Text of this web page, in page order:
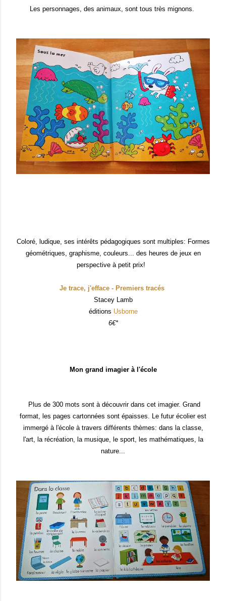
Les personnages , des animaux, sont tous très mignons.
Coloré, ludique, ses intérêts pédagogiques sont mul tiples: Formes
géométriques, graphisme, couleurs... des heures de jeux en
perspective à petit prix!
Je trace, j'efface - Premiers tracés
Stacey Lamb
éditions Usborne
6€*
Mon grand imagier à l'école
Plus de 300 mots sont à découvrir dans cet imagier. Grand
format, les pages cartonnées sont épaisses. Le futur écolier est
immergé à l'école à travers différents thèmes: dans l a classe,
l'art, la récréation, la musique, le sport, les mathématiques, l a
nature...